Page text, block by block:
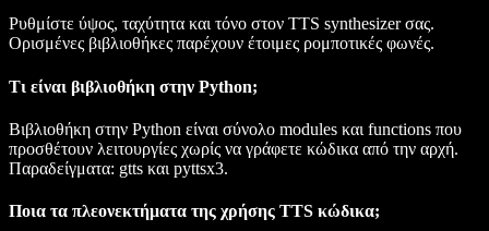
Ρυθμίστε ύψος, ταχύτητα και τόνο στον TTS synthesizer σας.
Ορισμένες βιβλιοθήκες παρέχουν έτοιμες ρομποτικές φωνές.
Τι είναι βιβλιοθήκη στην Python;
Βιβλιοθήκη στην Python είναι σύνολο modules και functions που
προσθέτουν λειτουργίες χωρίς να γράφετε κώδικα από την αρχή.
Παραδείγματα: gtts και pyttsx3.
Ποια τα πλεονεκτήματα της χρήσης TTS κώδικα;